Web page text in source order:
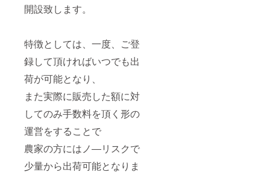
開設致します。
特徴としては、一度、ご登
録して頂ければいつでも出
荷が可能となり、
また実際に販売した額に対
してのみ手数料を頂く形の
運営をすることで
農家の方にはノ―リスクで
少量から出荷可能となりま